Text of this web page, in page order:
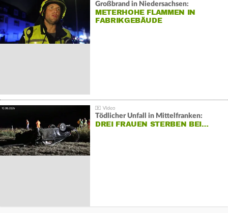
Großbrand in Niedersachsen:
METERHOHE FLAMMEN IN
FABRIKGEBÄUDE
Tödlicher Unfall in Mittelfranken:
DREI FRAUEN STERBEN BEI…